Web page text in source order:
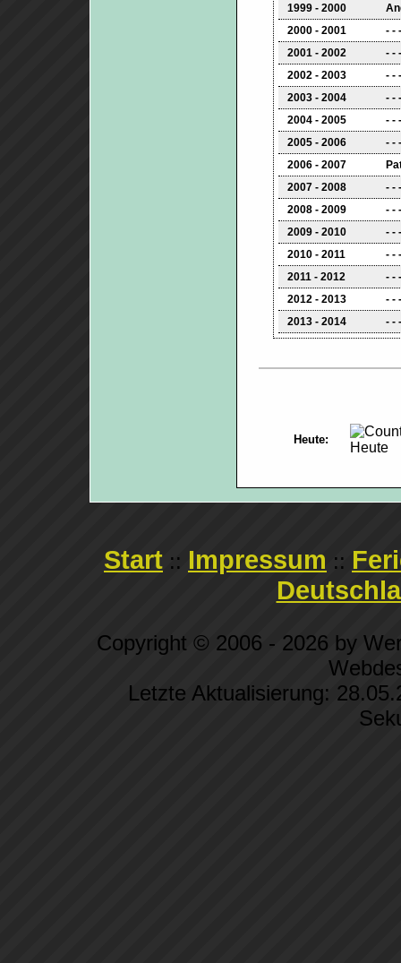
1999 - 2000
2000 - 2001
- - -
2001 - 2002
- - -
2002 - 2003
- - -
2003 - 2004
- - -
2004 - 2005
- - -
2005 - 2006
- - -
2006 - 2007
2007 - 2008
- - -
2008 - 2009
- - -
2009 - 2010
- - -
2010 - 2011
- - -
2011 - 2012
- - -
2012 - 2013
- - -
2013 - 2014
- - -
Heute:
Start :: Impressum ::
Copyright © 2006 - 2026 by
Letzte Aktualisierung: